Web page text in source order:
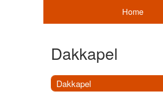
Home
Dakkapel
Dakkapel